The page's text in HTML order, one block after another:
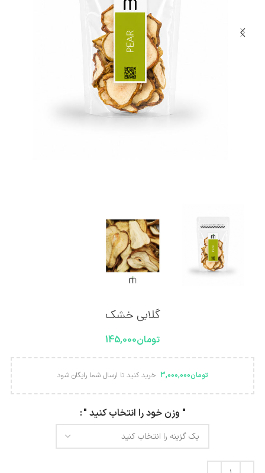
گلابی خشک
تومان145,000
تومان3,000,000 خرید کنید تا ارسال شما رایگان شود
" وزن خود را انتخاب کنید "
Alternative: